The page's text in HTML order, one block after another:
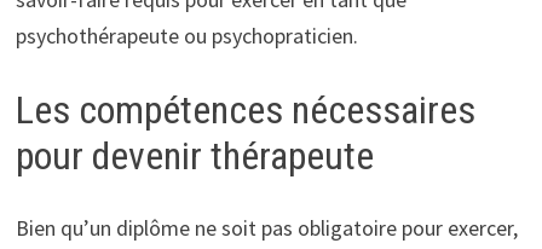
psychothérapeute ou psychopraticien.
Les compétences nécessaires
pour devenir thérapeute
Bien qu’un diplôme ne soit pas obligatoire pour exercer,